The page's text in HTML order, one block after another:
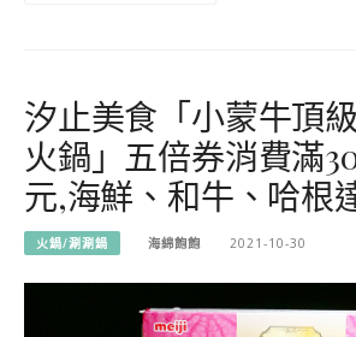
汐止美食「小蒙牛頂
火鍋」五倍券消費滿
元,海鮮、和牛、哈根
火鍋/涮涮鍋 海綿飽飽 2021-10-30